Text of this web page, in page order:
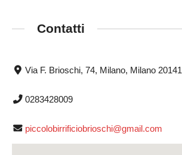
Contatti
Via F. Brioschi, 74, Milano, Milano 20141
0283428009
piccolobirrificiobrioschi@gmail.com